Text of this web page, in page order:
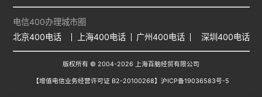
电信400办理城市圈
北京400电话
上海400电话 广州400电话 深圳400电话
版权所有 © 2004-2026 上海百脑经贸有限公司
【增值电信业务经营许可证 B2-20100268】 沪ICP备19036583号-5